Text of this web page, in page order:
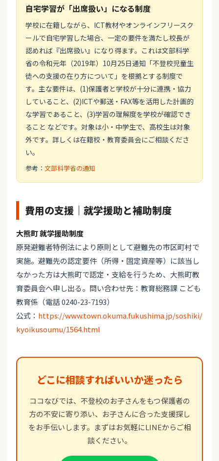
自宅学習が「出席扱い」になる制度
学校に在籍しながら、ICT教材やオンラインフリースク
ールで自宅学習した場合、一定の要件を満たし校長が
認めれば『出席扱い』になり得ます。これは文部科学
省の令和元年（2019年）10月25日通知「不登校児童生
徒への支援の在り方について」を根拠とする制度で
す。主な要件は、(1)保護者と学校が十分に連携・協力
していること、(2)ICTや郵送・FAX等を活用した計画的
な学習であること、(3)学習の理解度を学校が確認でき
ること などです。対象は小・中学生で、高校生は対象
外です。詳しくは在籍校・教育委員会にご相談くださ
い。
参考： 文部科学省の通知
費用の支援｜就学援助と補助制度
大熊町 就学援助制度
原発避難者特例法により原則として避難先の市区町村で
実施。避難先の認定要件（所得・固定資産等）に該当し
なかった方は大熊町で認定・支給を行うため、大熊町教
育委員会へ申し出る。問い合わせ先：教育総務課 こども
教育係（電話 0240-23-7193）
公式： https://www.town.okuma.fukushima.jp/soshiki/
kyoikusoumu/1564.html
どこに相談すればいいか迷ったら
ココなびでは、不登校のお子さんをもつ保護者の
方の不安に寄り添い、お子さんに合った支援探し
をお手伝いします。まずはお気軽にLINEからご相
談ください。